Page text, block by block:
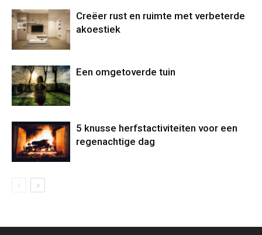
Creëer rust en ruimte met verbeterde
akoestiek
Een omgetoverde tuin
5 knusse herfstactiviteiten voor een
regenachtige dag